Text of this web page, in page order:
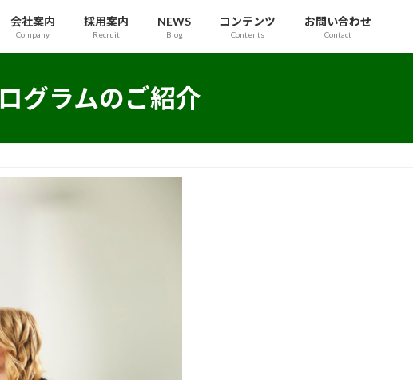
会社案内
Company
採用案内
Recruit
NEWS
Blog
コンテンツ
Contents
お問い合わせ
Contact
グラムのご紹介